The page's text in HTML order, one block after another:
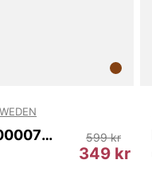
Wake T00007 10N
349 kr
599 kr